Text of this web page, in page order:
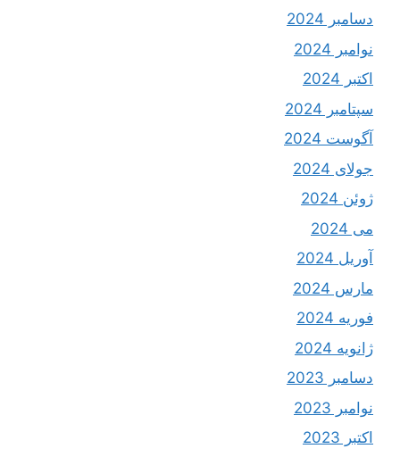
دسامبر 2024
نوامبر 2024
اکتبر 2024
سپتامبر 2024
آگوست 2024
جولای 2024
ژوئن 2024
می 2024
آوریل 2024
مارس 2024
فوریه 2024
ژانویه 2024
دسامبر 2023
نوامبر 2023
اکتبر 2023